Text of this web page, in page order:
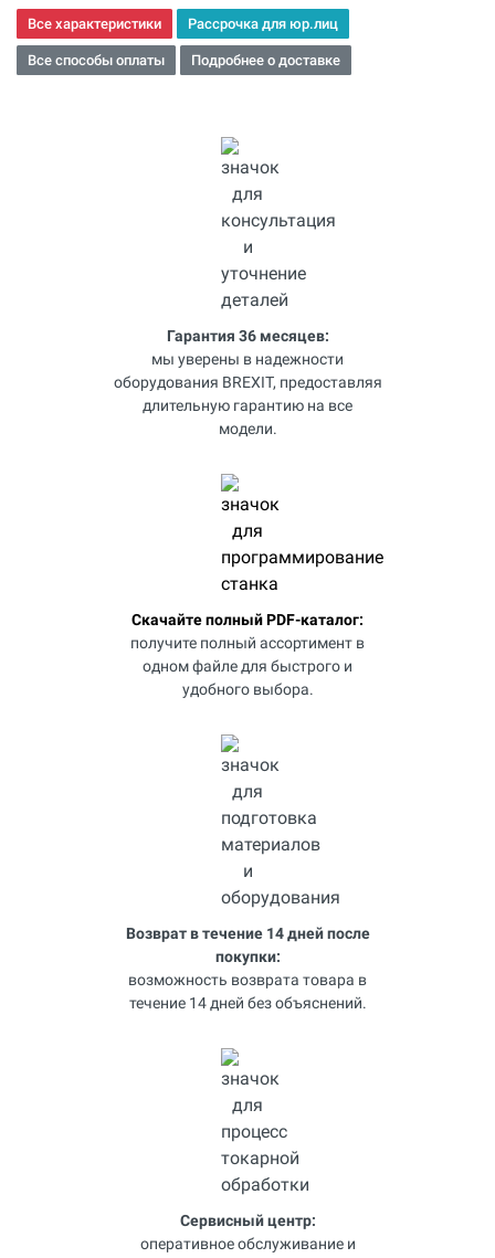
Все характеристики Рассрочка для юр.лиц
Все способы оплаты Подробнее о доставке
Гарантия 36 месяцев:
мы уверены в надежности
оборудования BREXIT, предоставляя
длительную гарантию на все
модели.
Скачайте полный PDF-каталог:
получите полный ассортимент в
одном файле для быстрого и
удобного выбора.
Возврат в течение 14 дней после
покупки:
возможность возврата товара в
течение 14 дней без объяснений.
Сервисный центр:
оперативное обслуживание и